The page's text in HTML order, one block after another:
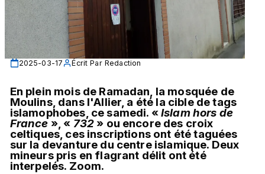
2025-03-17 Écrit Par Redaction
En plein mois de Ramadan, la mosquée de
Moulins, dans l'Allier, a été la cible de tags
islamophobes, ce samedi. « Islam hors de
France », « 732 » ou encore des croix
celtiques, ces inscriptions ont été taguées
sur la devanture du centre islamique. Deux
mineurs pris en flagrant délit ont été
interpelés. Zoom.